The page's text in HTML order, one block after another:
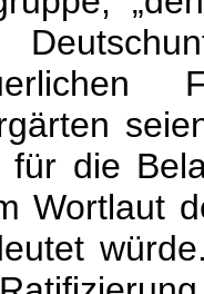
für die
Wortlaut